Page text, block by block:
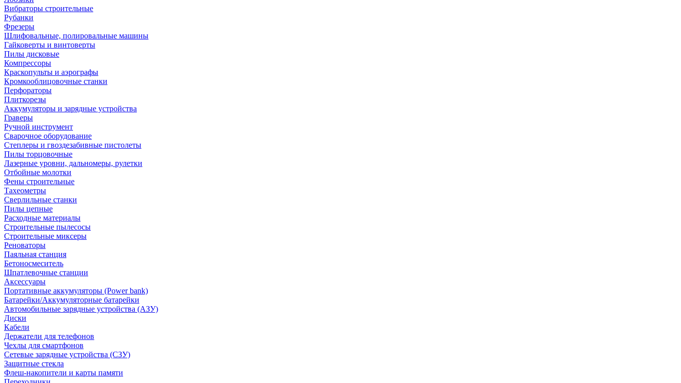
Вибраторы строительные
Рубанки
Фрезеры
Шлифовальные, полировальные машины
Гайковерты и винтоверты
Пилы дисковые
Компрессоры
Краскопульты и аэрографы
Кромкооблицовочные станки
Перфораторы
Плиткорезы
Аккумуляторы и зарядные устройства
Граверы
Ручной инструмент
Сварочное оборудование
Степлеры и гвоздезабивные пистолеты
Пилы торцовочные
Лазерные уровни, дальномеры, рулетки
Отбойные молотки
Фены строительные
Тахеометры
Сверлильные станки
Пилы цепные
Расходные материалы
Строительные пылесосы
Строительные миксеры
Реноваторы
Паяльная станция
Бетоносмеситель
Шпатлевочные станции
Аксессуары
Портативные аккумуляторы (Power bank)
Батарейки/Аккумуляторные батарейки
Автомобильные зарядные устройства (АЗУ)
Диски
Кабели
Держатели для телефонов
Чехлы для смартфонов
Сетевые зарядные устройства (СЗУ)
Защитные стекла
Флеш-накопители и карты памяти